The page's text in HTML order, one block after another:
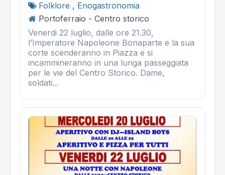
Folklore , Enogastronomia
Portoferraio - Centro storico
Venerdi 22 luglio, dalle ore 21.30,
l’Imperatore Napoleone Bonaparte e la sua
corte scenderanno in Piazza e si
incammineranno in una lunga passeggiata
per le vie del Centro Storico. Dame,
soldati...